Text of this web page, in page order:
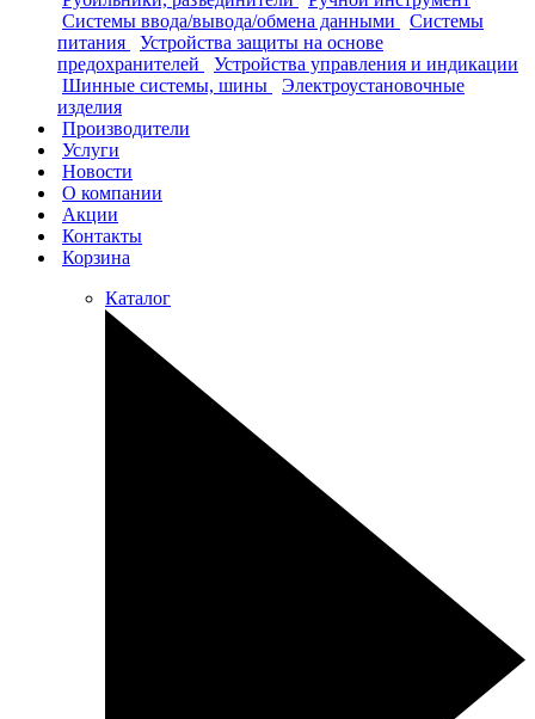
Системы ввода/вывода/обмена данными
Системы
питания
Устройства защиты на основе
предохранителей
Устройства управления и индикации
Шинные системы, шины
Электроустановочные
изделия
Производители
Услуги
Новости
О компании
Акции
Контакты
Корзина
Каталог